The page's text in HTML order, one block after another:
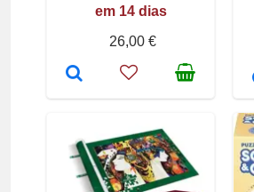
em 14 dias
26,00 €